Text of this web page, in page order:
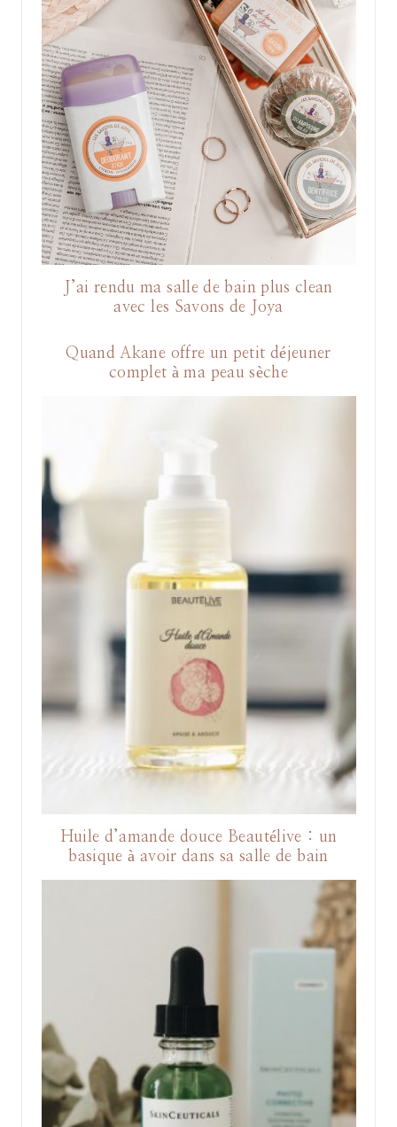
J’ai rendu ma salle de bain plus clean
avec les Savons de Joya
Quand Akane offre un petit déjeuner
complet à ma peau sèche
Huile d’amande douce Beautélive : un
basique à avoir dans sa salle de bain